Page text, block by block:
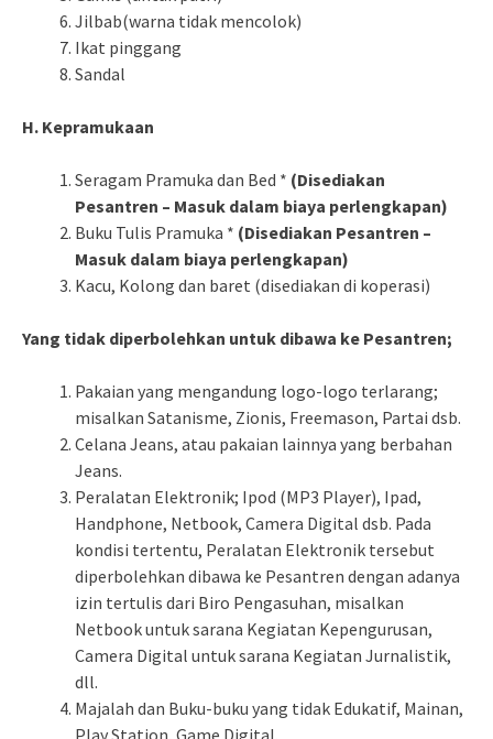
Jilbab(warna tidak mencolok)
Ikat pinggang
Sandal
H. Kepramukaan
Seragam Pramuka dan Bed * (Disediakan
Pesantren – Masuk dalam biaya perlengkapan)
Buku Tulis Pramuka * (Disediakan Pesantren –
Masuk dalam biaya perlengkapan)
Kacu, Kolong dan baret (disediakan di koperasi)
Yang tidak diperbolehkan untuk dibawa ke Pesantren;
Pakaian yang mengandung logo-logo terlarang;
misalkan Satanisme, Zionis, Freemason, Partai dsb.
Celana Jeans, atau pakaian lainnya yang berbahan
Jeans.
Peralatan Elektronik; Ipod (MP3 Player), Ipad,
Handphone, Netbook, Camera Digital dsb. Pada
kondisi tertentu, Peralatan Elektronik tersebut
diperbolehkan dibawa ke Pesantren dengan adanya
izin tertulis dari Biro Pengasuhan, misalkan
Netbook untuk sarana Kegiatan Kepengurusan,
Camera Digital untuk sarana Kegiatan Jurnalistik,
dll.
Majalah dan Buku-buku yang tidak Edukatif, Mainan,
Play Station, Game Digital.